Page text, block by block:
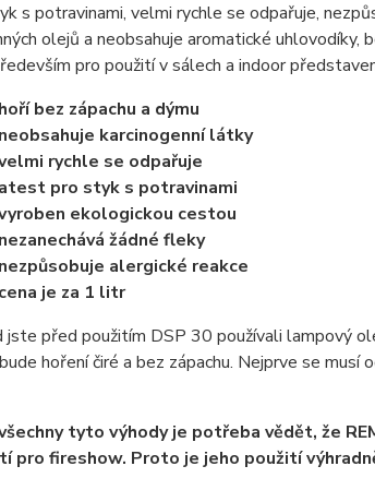
s potravinami, velmi rychle se odpařuje,
olejů a neobsahuje aromatické uhlovodíky,
pro použití v sálech a indoor
hoří bez zápachu a dýmu
neobsahuje karcinogenní látky
rychle se odpařuje
atest pro styk s potravinami
ekologickou cestou
nezanechává žádné fleky
nezpůsobuje alergické reakce
cena je za 1 litr
jste před použitím DSP 30 používali lampový
hoření čiré a bez zápachu. Nejprve se
tyto výhody je potřeba vědět, že
pro fireshow. Proto je jeho použití